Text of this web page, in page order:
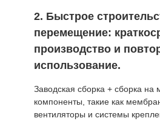
2. Быстрое
перемещение:
производство и
использование.
Заводская сборка + сборка на
компоненты, такие как
вентиляторы и системы